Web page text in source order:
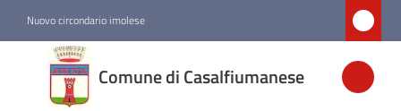
Nuovo circondario imolese
Comune di Casalfiumanese
Comune di
Casalfiumanese